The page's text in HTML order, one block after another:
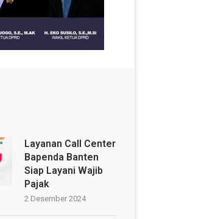
Layanan Call Center
Bapenda Banten
Siap Layani Wajib
Pajak
2 Desember 2024